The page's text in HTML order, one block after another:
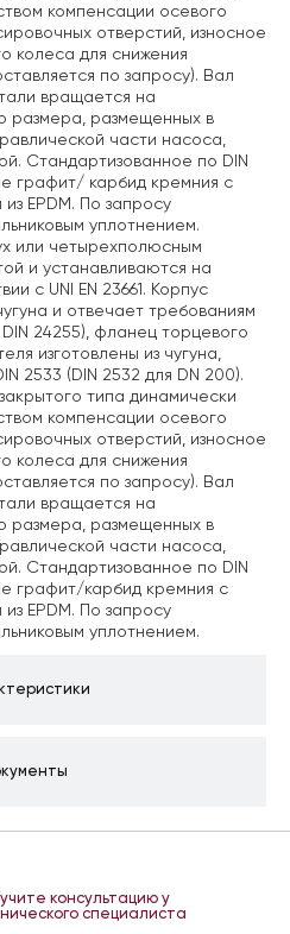
компенсации осевого
отверстий, износное
колеса для снижения
по запросу). Вал
вращается на
размера, размещенных в
части насоса,
Стандартизованное по DIN
графит/ карбид кремния с
EPDM. По запросу
уплотнением.
или четырехполюсным
и устанавливаются на
с UNI EN 23661. Корпус
и отвечает требованиям
DIN 24255), фланец торцевого
изготовлены из чугуна,
2533 (DIN 2532 для DN 200).
типа динамически
компенсации осевого
отверстий, износное
колеса для снижения
по запросу). Вал
вращается на
размера, размещенных в
части насоса,
Стандартизованное по DIN
графит/карбид кремния с
EPDM. По запросу
уплотнением.
консультацию у
специалиста